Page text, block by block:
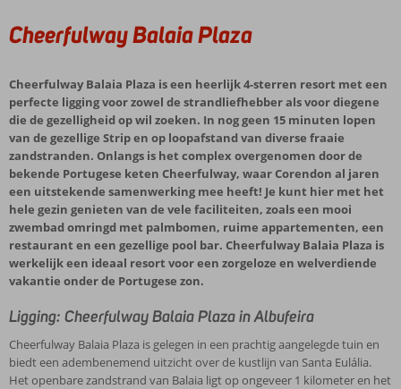
Cheerfulway Balaia Plaza
Cheerfulway Balaia Plaza is een heerlijk 4-sterren resort met een
perfecte ligging voor zowel de strandliefhebber als voor diegene
die de gezelligheid op wil zoeken. In nog geen 15 minuten lopen
van de gezellige Strip en op loopafstand van diverse fraaie
zandstranden. Onlangs is het complex overgenomen door de
bekende Portugese keten Cheerfulway, waar Corendon al jaren
een uitstekende samenwerking mee heeft! Je kunt hier met het
hele gezin genieten van de vele faciliteiten, zoals een mooi
zwembad omringd met palmbomen, ruime appartementen, een
restaurant en een gezellige pool bar. Cheerfulway Balaia Plaza is
werkelijk een ideaal resort voor een zorgeloze en welverdiende
vakantie onder de Portugese zon.
Ligging: Cheerfulway Balaia Plaza in Albufeira
Cheerfulway Balaia Plaza is gelegen in een prachtig aangelegde tuin en
biedt een adembenemend uitzicht over de kustlijn van Santa Eulália.
Het openbare zandstrand van Balaia ligt op ongeveer 1 kilometer en het